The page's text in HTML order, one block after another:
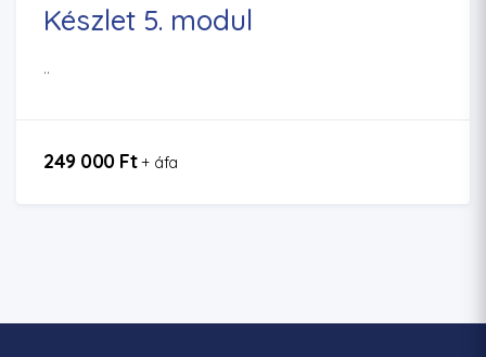
Készlet 5. modul
..
249 000 Ft+ áfa